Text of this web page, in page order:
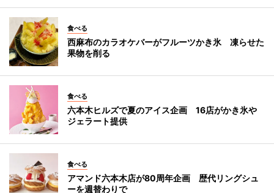
食べる
西麻布のカラオケバーがフルーツかき氷 凍らせた
果物を削る
食べる
六本木ヒルズで夏のアイス企画 16店がかき氷や
ジェラート提供
食べる
アマンド六本木店が80周年企画 歴代リングシュ
ーを週替わりで